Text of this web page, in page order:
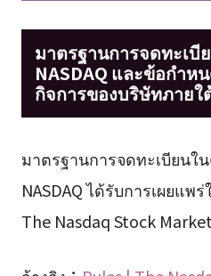
มาตรฐานการจดทะเ
NASDAQ และข้อกำ
กิจการของบริษัทภาย
มาตรฐานการจดทะเบียนใ
NASDAQ ได้รับการเผยแพ
The Nasdaq Stock